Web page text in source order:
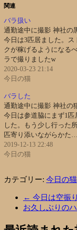
関連
バラ扱い
通勤途中に撮影 神社の
今日は3匹居ました。ス
クが稼げるようになる
ラで撮りましたw
2020-03-23 21:14
今日の猫
バラした
通勤途中に撮影 神社の
今日は参道脇にまず1匹
した。もう少し行った
匹寄り添いながらかた…
2019-12-13 22:48
今日の猫
カテゴリー: 今日の猫
← 今日は空振り
お久しぶりの